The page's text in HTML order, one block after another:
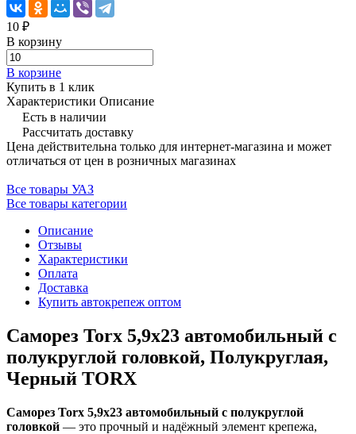
10 ₽
В корзину
В корзине
Купить в 1 клик
Характеристики Описание
Есть в наличии
Рассчитать доставку
Цена действительна только для интернет-магазина и может
отличаться от цен в розничных магазинах
Все товары УАЗ
Все товары категории
Описание
Отзывы
Характеристики
Оплата
Доставка
Купить автокрепеж оптом
Саморез Torx 5,9x23 автомобильный с
полукруглой головкой, Полукруглая,
Черный TORX
Саморез Torx 5,9x23 автомобильный с полукруглой
головкой — это прочный и надёжный элемент крепежа,